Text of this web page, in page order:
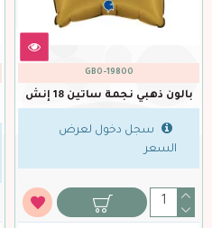
GBO-19800
بالون ذهبي نجمة ساتين 18 إنش
سجل دخول لعرض
السعر